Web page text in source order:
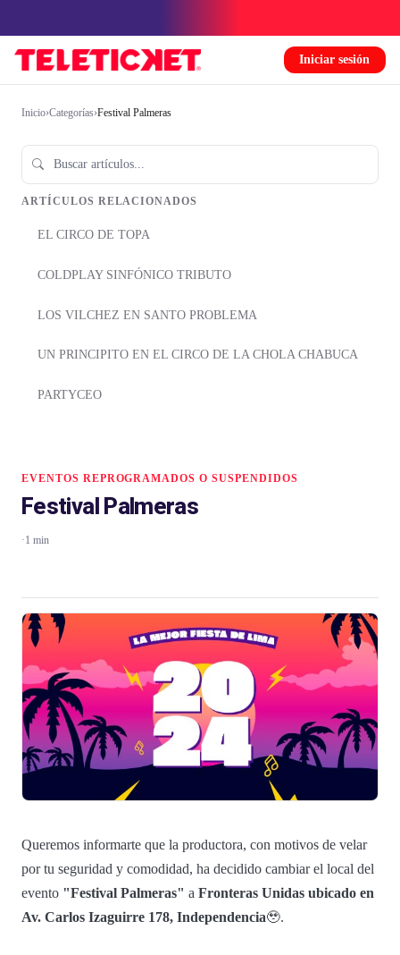
Iniciar sesión
Inicio›Categorías›Festival Palmeras
ARTÍCULOS RELACIONADOS
EL CIRCO DE TOPA
COLDPLAY SINFÓNICO TRIBUTO
LOS VILCHEZ EN SANTO PROBLEMA
UN PRINCIPITO EN EL CIRCO DE LA CHOLA CHABUCA
PARTYCEO
EVENTOS REPROGRAMADOS O SUSPENDIDOS
Festival Palmeras
·1 min
Queremos informarte que la productora, con motivos de velar
por tu seguridad y comodidad, ha decidido cambiar el local del
evento "Festival Palmeras" a Fronteras Unidas ubicado en
Av. Carlos Izaguirre 178, Independencia🥹.